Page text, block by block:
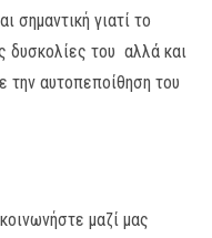
σημαντική γιατί το
δυσκολίες του αλλά και
την αυτοπεποίθηση του
μαζί μας